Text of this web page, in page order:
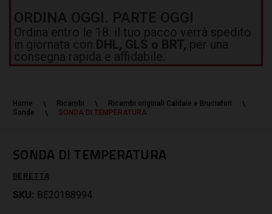
ORDINA OGGI. PARTE OGGI
Ordina entro le 18: il tuo pacco verrà spedito
in giornata con DHL, GLS o BRT, per una
consegna rapida e affidabile.
Home Ricambi
Ricambi originali Caldaie e Bruciatori
Sonde
SONDA DI TEMPERATURA
SONDA DI TEMPERATURA
BERETTA
SKU: BE20188994